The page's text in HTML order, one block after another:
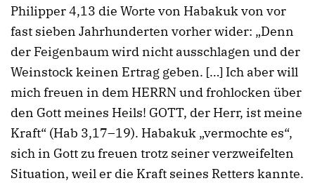
Philipper 4,13 die Worte von Habakuk von vor
fast sieben Jahrhunderten vorher wider: „Denn
der Feigenbaum wird nicht ausschlagen und der
Weinstock keinen Ertrag geben. […] Ich aber will
mich freuen in dem HERRN und frohlocken über
den Gott meines Heils! GOTT, der Herr, ist meine
Kraft“ (Hab 3,17–19). Habakuk „vermochte es“,
sich in Gott zu freuen trotz seiner verzweifelten
Situation, weil er die Kraft seines Retters kannte.